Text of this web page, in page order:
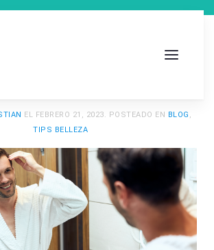
EL FEBRERO 21, 2023. POSTEADO EN BLOG ,
TIPS BELLEZA